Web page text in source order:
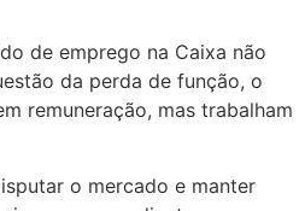
de emprego na Caixa não
da perda de função, o
remuneração, mas trabalham
o mercado e manter